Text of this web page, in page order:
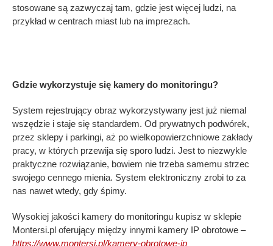
stosowane są zazwyczaj tam, gdzie jest więcej ludzi, na
przykład w centrach miast lub na imprezach.
Gdzie wykorzystuje się kamery do monitoringu?
System rejestrujący obraz wykorzystywany jest już niemal
wszędzie i staje się standardem. Od prywatnych podwórek,
przez sklepy i parkingi, aż po wielkopowierzchniowe zakłady
pracy, w których przewija się sporo ludzi. Jest to niezwykle
praktyczne rozwiązanie, bowiem nie trzeba samemu strzec
swojego cennego mienia. System elektroniczny zrobi to za
nas nawet wtedy, gdy śpimy.
Wysokiej jakości kamery do monitoringu kupisz w sklepie
Montersi.pl oferujący między innymi kamery IP obrotowe –
https://www.montersi.pl/kamery-obrotowe-ip